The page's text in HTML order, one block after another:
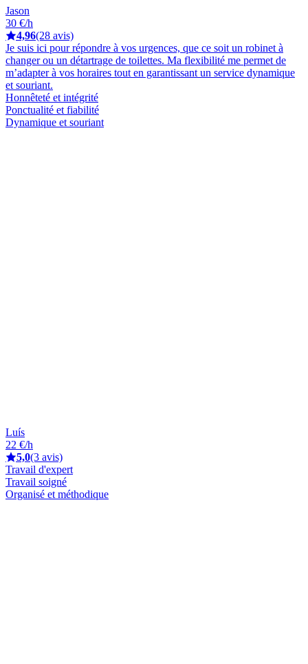
Jason
30 €/h
4,96(28 avis)
Je suis ici pour répondre à vos urgences, que ce soit un robinet à
changer ou un détartrage de toilettes. Ma flexibilité me permet de
m’adapter à vos horaires tout en garantissant un service dynamique
et souriant.
Honnêteté et intégrité
Ponctualité et fiabilité
Dynamique et souriant
Luís
22 €/h
5,0(3 avis)
Travail d'expert
Travail soigné
Organisé et méthodique